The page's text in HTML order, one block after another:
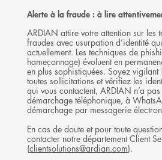
Alerte à la fraude : à lire
ARDIAN attire votre attention sur les
fraudes avec usurpation d’identité
actuellement. Les techniques de
hameçonnage) évoluent en
en plus sophistiquées. Soyez
toutes sollicitations et vérifiez les
qui vous contactent, ARDIAN n’a
démarchage téléphonique, à
démarchage par messagerie
En cas de doute et pour toute
contacter notre département Client
(clientsolutions@ardian.com).
Follow
Ardian
on
X
Follow
Ardian
on
LinkedIn
Follow
Ardian
on
YouTube
Ardian
on
Jobs
on
LinkedIn
Back
COMMUNIQUÉ DE PRESSE
L’équipe north
Buyouts d'Ardian
dynamic
réalise la fusion de
activités avec
07 JUIN 2017